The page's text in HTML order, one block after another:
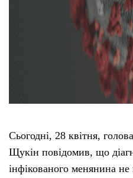
Сьогодні, 28 квітня,
Щукін повідомив, що
інфікованого менянина не